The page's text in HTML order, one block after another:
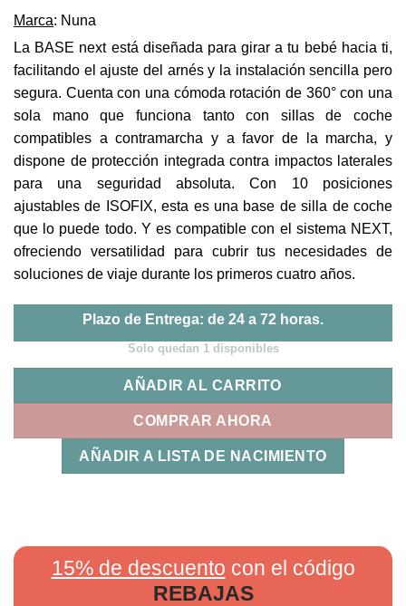
Marca: Nuna
La BASE next está diseñada para girar a tu bebé hacia ti,
facilitando el ajuste del arnés y la instalación sencilla pero
segura. Cuenta con una cómoda rotación de 360° con una
sola mano que funciona tanto con sillas de coche
compatibles a contramarcha y a favor de la marcha, y
dispone de protección integrada contra impactos laterales
para una seguridad absoluta. Con 10 posiciones
ajustables de ISOFIX, esta es una base de silla de coche
que lo puede todo. Y es compatible con el sistema NEXT,
ofreciendo versatilidad para cubrir tus necesidades de
soluciones de viaje durante los primeros cuatro años.
Plazo de Entrega: de 24 a 72 horas.
Solo quedan 1 disponibles
AÑADIR AL CARRITO
COMPRAR AHORA
AÑADIR A LISTA DE NACIMIENTO
15% de descuento con el código
REBAJAS